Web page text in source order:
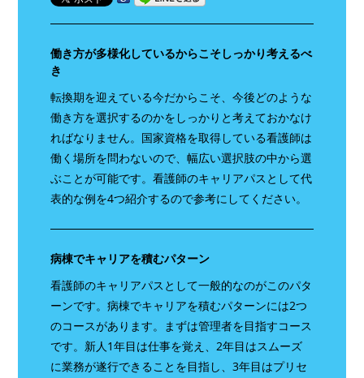
働き方が多様化しているからこそしっかり考えるべ
き
転換期を迎えている今だからこそ、今後どのような
働き方を選択するのかをしっかりと考えておかなけ
ればなりません。国家資格を取得している看護師は
働く場所を問わないので、幅広い選択肢の中から選
ぶことが可能です。看護師のキャリアパスとして代
表的な例を4つ紹介するので参考にしてください。
病棟でキャリアを積むパターン
看護師のキャリアパスとして一般的なのがこのパタ
ーンです。病棟でキャリアを積むパターンには2つ
のコースがあります。まずは管理者を目指すコース
です。新人1年目は仕事を覚え、2年目はスムーズ
に業務が遂行できることを目指し、3年目はプリセ